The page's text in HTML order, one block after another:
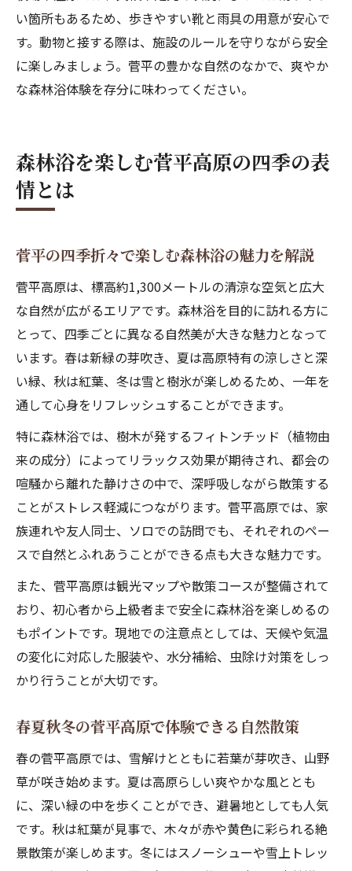
い箇所もあるため、歩きやすい靴と雨具の用意が安心で
す。動物と接する際は、施設のルールを守りながら安全
に楽しみましょう。菅平の豊かな自然のなかで、爽やか
な森林浴体験を存分に味わってください。
森林浴を楽しむ菅平高原の四季の表
情とは
菅平の四季折々で楽しむ森林浴の魅力を解説
菅平高原は、標高約1,300メートルの清涼な空気と広大
な自然が広がるエリアです。森林浴を目的に訪れる方に
とって、四季ごとに異なる自然美が大きな魅力となって
います。春は新緑の芽吹き、夏は高原特有の涼しさと深
い緑、秋は紅葉、冬は雪と樹氷が楽しめるため、一年を
通して心身をリフレッシュすることができます。
特に森林浴では、樹木が発するフィトンチッド（植物由
来の成分）によってリラックス効果が期待され、都会の
喧騒から離れた静けさの中で、深呼吸しながら散策する
ことがストレス軽減につながります。菅平高原では、家
族連れや友人同士、ソロでの訪問でも、それぞれのペー
スで自然とふれあうことができる点も大きな魅力です。
また、菅平高原は観光マップや散策コースが整備されて
おり、初心者から上級者まで安全に森林浴を楽しめるの
もポイントです。現地での注意点としては、天候や気温
の変化に対応した服装や、水分補給、虫除け対策をしっ
かり行うことが大切です。
春夏秋冬の菅平高原で体験できる自然散策
春の菅平高原では、雪解けとともに若葉が芽吹き、山野
草が咲き始めます。夏は高原らしい爽やかな風ととも
に、深い緑の中を歩くことができ、避暑地としても人気
です。秋は紅葉が見事で、木々が赤や黄色に彩られる絶
景散策が楽しめます。冬にはスノーシューや雪上トレッ